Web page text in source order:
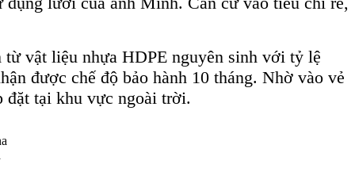
vật liệu nhựa HDPE nguyên sinh với tỷ lệ
được chế độ bảo hành 10 tháng. Nhờ vào vẻ
đặt tại khu vực ngoài trời.